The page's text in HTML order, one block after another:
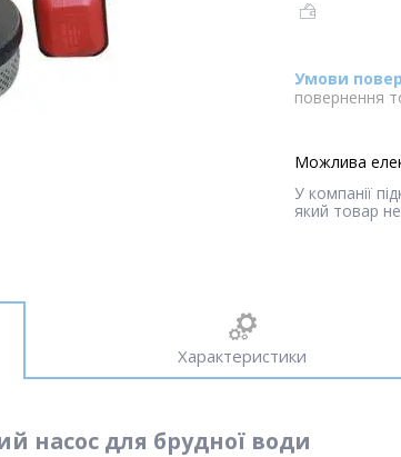
повернення
У компанії
який товар
Характеристики
насос для брудної води